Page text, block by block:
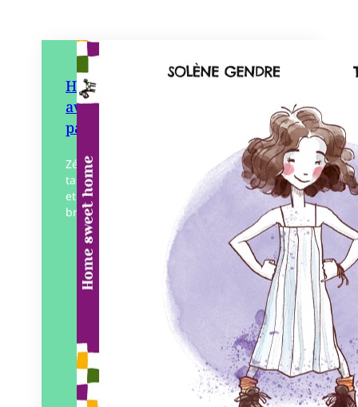
Home Sweet Home – Une
aventure au bord d’un
paillasson
Zélinette, du haut de ses 8 ans bien
tassés, décide un jour de ne plus grandir
et fait un vœu. Le matin suivant, un
brouillard enveloppe sa maison,…
Pierredeplumes
31/05/2023